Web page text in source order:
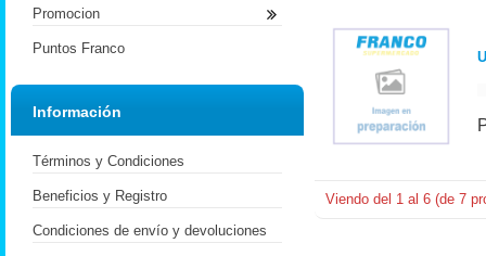
Viendo del 1 al 6 (de 7
Promocion
Puntos Franco
Información
Términos y Condiciones
Beneficios y Registro
Condiciones de envío y devoluciones